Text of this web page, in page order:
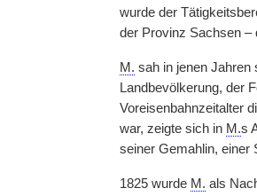
wurde der
der Provinz Sachsen –
M. sah in jenen Jahren
Landbevölkerung, der
Voreisenbahnzeitalter
war, zeigte sich in M.s
seiner Gemahlin, einer
1825 wurde M. als